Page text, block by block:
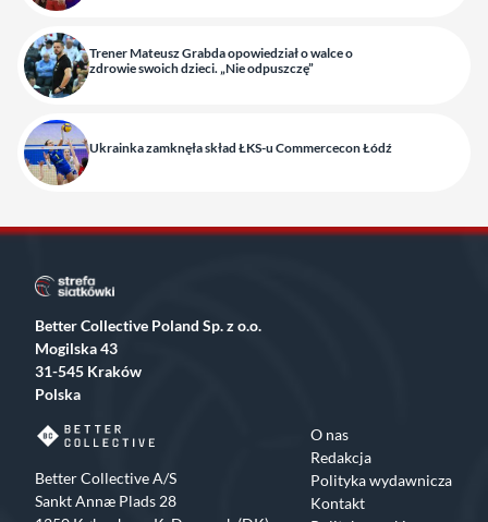
Trener Mateusz Grabda opowiedział o walce o
zdrowie swoich dzieci. „Nie odpuszczę”
Ukrainka zamknęła skład ŁKS-u Commercecon Łódź
Better Collective Poland Sp. z o.o.
Mogilska 43
31-545 Kraków
Polska
Better Collective A/S
Sankt Annæ Plads 28
O nas
Redakcja
Polityka wydawnicza
Kontakt